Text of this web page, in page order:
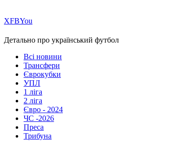
ХFBYou
Детально про український футбол
Всі новини
Трансфери
Єврокубки
УПЛ
1 ліга
2 ліга
Євро - 2024
ЧС -2026
Преса
Трибуна